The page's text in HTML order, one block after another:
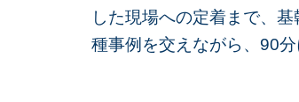
した現場への定着まで、
種事例を交えながら、90分